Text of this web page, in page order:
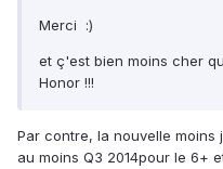
Merci :)
et ç'est bien moins cher
Honor !!!
Par contre, la nouvelle
au moins Q3 2014pour le 6+